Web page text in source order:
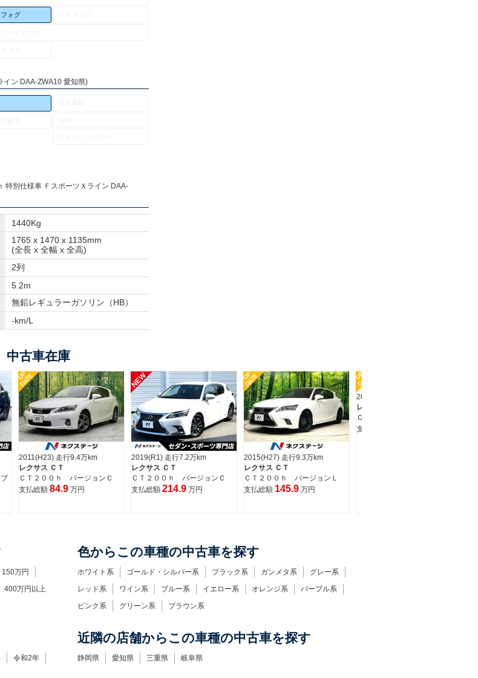
ォグ
イン DAA-ZWA10 愛知県)
特別仕様車 ＦスポーツＸライン DAA-
1440Kg
1765 x 1470 x 1135mm
(全長 x 全幅 x 全高)
2列
5.2m
無鉛レギュラーガソリン（HB）
-km/L
中古車在庫
NEW
2019(R1) 走行7.2万km
レクサス ＣＴ
ＣＴ２００ｈ バージョンＣ
支払総額 214.9万円
UP
DATE
2015(H27) 走行9.3万km
レクサス ＣＴ
ＣＴ２００ｈ バージョンＬ
支払総額 145.9 万円
UP
DATE
2011(H23) 走行5.9万km
レクサス ＣＴ
ＣＴ２００ｈ バージョンＬ
支払総額109.9 万円
UP
DATE
2012(H24) 走行4.2万km
レクサス ＣＴ
ＣＴ２００ｈ クリエイティ
万円
400万円以上
色からこの車種の中古車を探す
ホワイト系 ゴールド・シルバー系 ブラック系 ガンメタ系
グレー系
レッド系
ワイン系 ブルー系 イエロー系 オレンジ系
パープル系
ピンク系
グリーン系 ブラウン系
令和2年
近隣の店舗からこの車種の中古車を探す
静岡県 愛知県 三重県 岐阜県